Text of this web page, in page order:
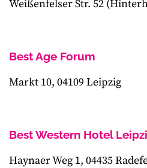
Weißenfelser Str. 52
Best Age Forum
Markt 10, 04109 Leipzig
Best Western Hotel
Haynaer Weg 1, 04435